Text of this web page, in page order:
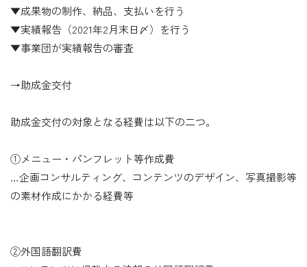
▼成果物の制作、納品、支払いを行う
▼実績報告（2021年2月末日〆）を行う
▼事業団が実績報告の審査
→助成金交付
助成金交付の対象となる経費は以下の二つ。
①メニュー・パンフレット等作成費
…企画コンサルティング、コンテンツのデザイン、写真撮影等
の素材作成にかかる経費等
②外国語翻訳費